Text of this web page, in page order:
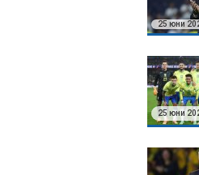
25 юни
25 юни